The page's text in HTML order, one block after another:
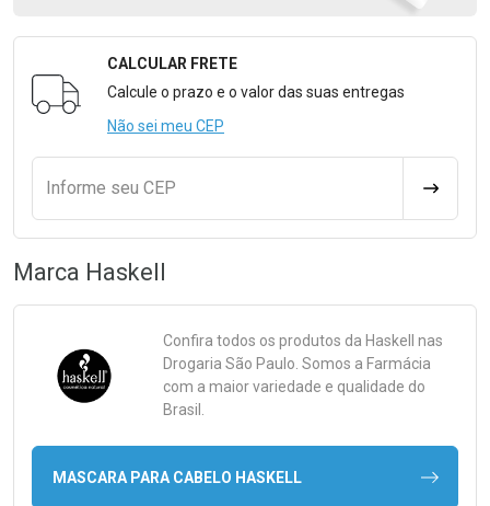
Formulário para Calcular o Frete
CALCULAR FRETE
Calcule o prazo e o valor das suas entregas
Não sei meu CEP
Informe seu CEP
Marca Haskell
Confira todos os produtos da Haskell
nas
Drogaria São Paulo. Somos a Farmácia
com a maior variedade e qualidade do
Brasil.
MASCARA PARA CABELO HASKELL